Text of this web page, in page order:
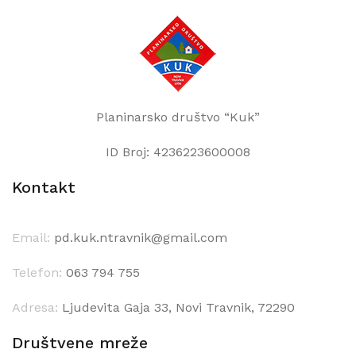
Planinarsko društvo “Kuk”
ID Broj: 4236223600008
Kontakt
Email: pd.kuk.ntravnik@gmail.com
Telefon: 063 794 755
Adresa: Ljudevita Gaja 33, Novi Travnik, 72290
Društvene mreže